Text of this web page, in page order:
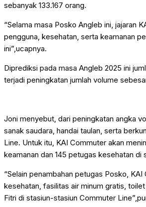
sebanyak 133.167 orang.
“Selama masa Posko Angleb ini, jajaran
pengguna, kesehatan, serta keamanan
ini”,ucapnya.
Diprediksi pada masa Angleb 2025 ini
terjadi peningkatan jumlah volume
Joni menyebut, dari peningkatan angka
sanak saudara, handai taulan, serta
Line. Untuk itu, KAI Commuter akan
keamanan dan 145 petugas kesehatan di
“Selain penambahan petugas Posko,
kesehatan, fasilitas air minum gratis,
Fitri di stasiun-stasiun Commuter